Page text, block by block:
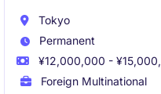
Tokyo
Permanent
¥12,000,000 -
Foreign Multinational